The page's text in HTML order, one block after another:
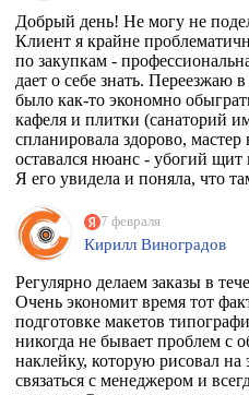
Добрый день! Не могу не
Клиент я крайне
по закупкам -
дает о себе знать. Переезжаю
было как-то экономно
кафеля и плитки (санаторий
спланировала здорово,
оставался нюанс - убогий
Я его увидела и поняла, что
фирму, которая может это
моем случае, потому что
водостойкая, под мой размер
учитывая, что типографии не
Перерыла весь инет,
Ростова, как говорится "и там
на эту организацию! Знала,
надежда, как говорится,
приняли, менеджер Ярослава
7 февраля
Кирилл Виноградов
Регулярно делаем заказы в
Очень экономит время тот
подготовке макетов
никогда не бывает проблем с
наклейку, которую рисовал
связаться с менеджером и